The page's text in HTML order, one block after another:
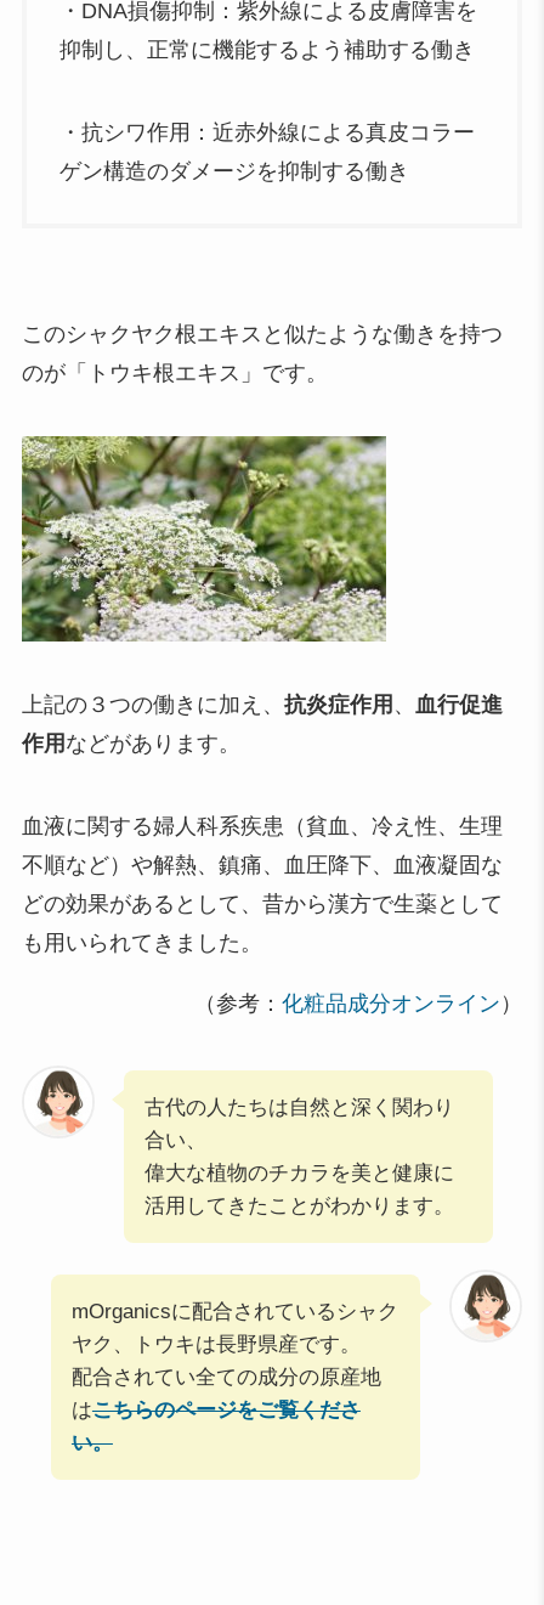
・DNA損傷抑制：紫外線による皮膚障害を
抑制し、正常に機能するよう補助する働き
・抗シワ作用：近赤外線による真皮コラー
ゲン構造のダメージを抑制する働き
このシャクヤク根エキスと似たような働きを持つ
のが「トウキ根エキス」です。
上記の３つの働きに加え、 抗炎症作用 、
血行促進
作用 などがあります。
血液に関する婦人科系疾患（貧血、冷え性、生理
不順など）や解熱、鎮痛、血圧降下、血液凝固な
どの効果があるとして、昔から漢方で生薬として
も用いられてきました。
（参考：化粧品成分オンライン ）
古代の人たちは自然と深く関わり
合い、
偉大な植物のチカラを美と健康に
活用してきたことがわかります。
mOrganicsに配合されているシャク
ヤク、トウキは長野県産です。
配合されてい全ての成分の原産地
はこちらのページをご覧くださ
い。